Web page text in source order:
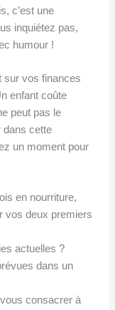
c’est une
inquiétez pas,
humour !
sur vos finances
enfant coûte
peut pas le
dans cette
un moment pour
en nourriture,
vos deux premiers
actuelles ?
dans un
consacrer à